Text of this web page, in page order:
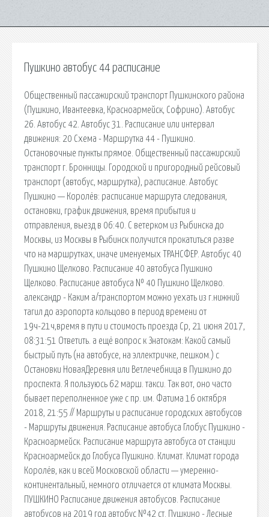
Пушкино автобус 44 расписание
Общественный пассажирский транспорт Пушкинского района
(Пушкино, Ивантеевка, Красноармейск, Софрино). Автобус
26. Автобус 42. Автобус 31. Расписание или интервал
движения: 20 Схема - Маршрутка 44 - Пушкино.
Остановочные пункты:прямое. Общественный пассажирский
транспорт г. Бронницы. Городской и пригородный рейсовый
транспорт (автобус, маршрутка), расписание. Автобус
Пушкино — Королёв: расписание маршрута следования,
остановки, график движения, время прибытия и
отправления, выезд в 06:40. С ветерком из Рыбинска до
Москвы, из Москвы в Рыбинск получится прокатиться разве
что на маршрутках, иначе именуемых ТРАНСФЕР. Автобус 40
Пушкино Щелково. Расписание 40 автобуса Пушкино
Щелково. Расписание автобуса № 40 Пушкино Щелково.
александр - Каким а/транспортом можно уехать из г.нижний
тагил до аэропорта кольцово в период времени от
19ч-21ч,время в пути и стоимость проезда Ср, 21 июня 2017,
08:31:51 Ответить. а ещё вопрос к Знатокам: Какой самый
быстрый путь (на автобусе, на эллектричке, пешком.) с
Остановки НоваяДеревня или Ветлечебница в Пушкино до
проспекта. Я пользуюсь 62 марш. такси. Так вот, оно часто
бывает переполненное уже с пр. им. Фатима 16 октября
2018, 21:55 // Маршруты и расписание городских автобусов
- Маршруты движения. Расписание автобуса Глобус Пушкино -
Красноармейск. Расписание маршрута автобуса от станции
Красноармейск до Глобуса Пушкино. Климат. Климат города
Королёв, как и всей Московской области — умеренно-
континентальный, немного отличается от климата Москвы.
ПУШКИНО Расписание движения автобусов. Расписание
автобусов на 2019 год автобус №42 ст. Пушкино - Лесные